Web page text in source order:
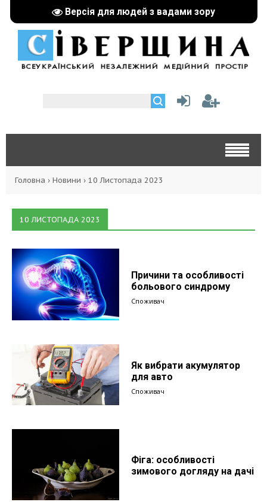
Версія для людей з вадами зору
Головна › Новини › 10 Листопада 2023
10 ЛИСТОПАДА 2023
Причини та особливості
больового синдрому
Споживач
Як вибрати акумулятор
для авто
Споживач
Фіга: особливості
зимового догляду на дачі